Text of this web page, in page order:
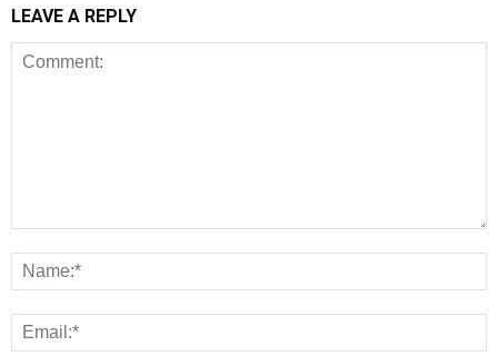
LEAVE A REPLY